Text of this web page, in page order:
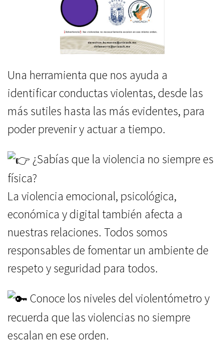
Una herramienta que nos ayuda a
identificar conductas violentas, desde las
más sutiles hasta las más evidentes, para
poder prevenir y actuar a tiempo.
¿Sabías que la violencia no siempre es
física?
La violencia emocional, psicológica,
económica y digital también afecta a
nuestras relaciones. Todos somos
responsables de fomentar un ambiente de
respeto y seguridad para todos.
Conoce los niveles del violentómetro y
recuerda que las violencias no siempre
escalan en ese orden.